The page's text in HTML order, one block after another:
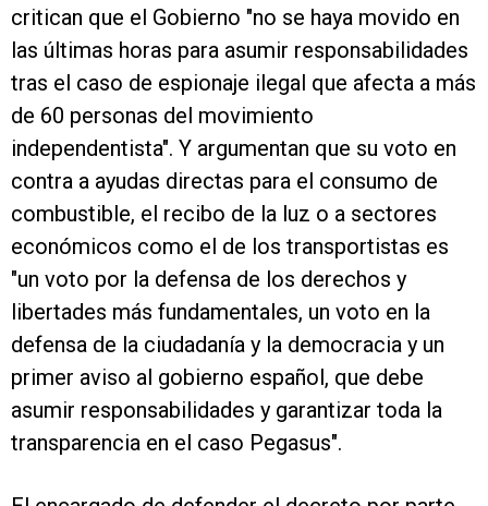
critican que el Gobierno "no se haya movido en
las últimas horas para asumir responsabilidades
tras el caso de espionaje ilegal que afecta a más
de 60 personas del movimiento
independentista". Y argumentan que su voto en
contra a ayudas directas para el consumo de
combustible, el recibo de la luz o a sectores
económicos como el de los transportistas es
"un voto por la defensa de los derechos y
libertades más fundamentales, un voto en la
defensa de la ciudadanía y la democracia y un
primer aviso al gobierno español, que debe
asumir responsabilidades y garantizar toda la
transparencia en el caso Pegasus".